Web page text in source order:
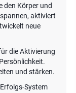
den Körper und
aktiviert
neue
die Aktivierung
und stärken.
System